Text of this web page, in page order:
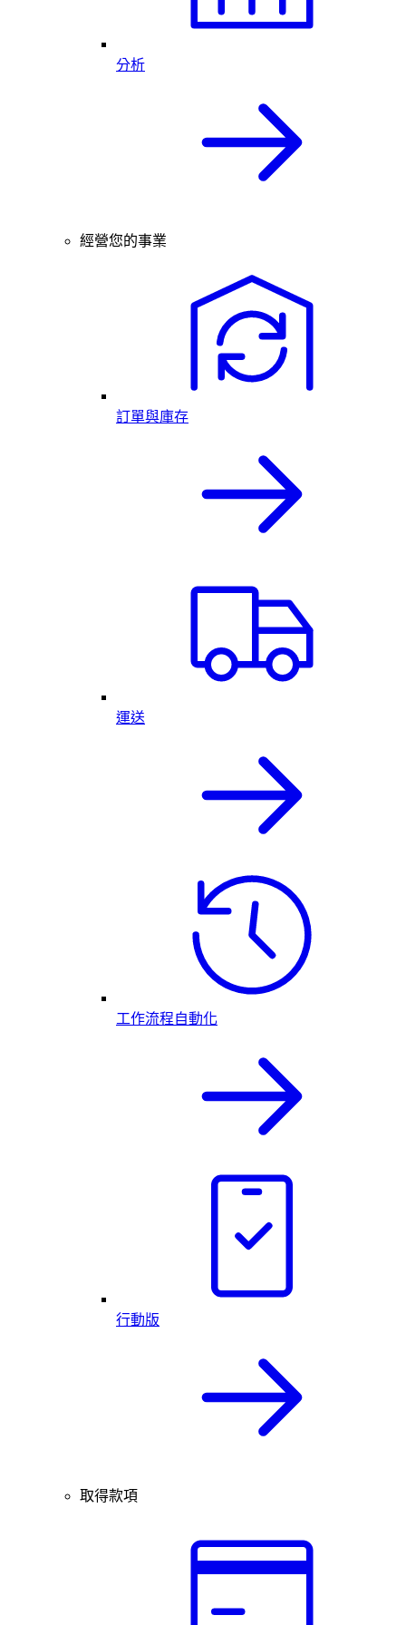
分析
經營您的事業
訂單與庫存
運送
工作流程自動化
行動版
取得款項